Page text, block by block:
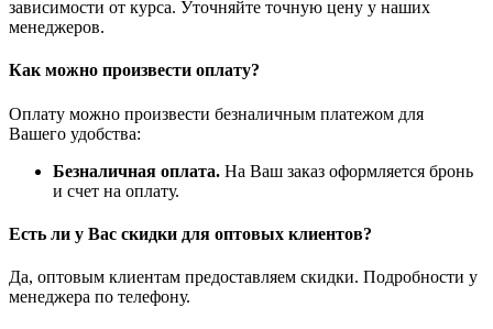
зависимости от курса. Уточняйте точную цену у наших
менеджеров.
Как можно произвести оплату?
Оплату можно произвести безналичным платежом для
Вашего удобства:
Безналичная оплата. На Ваш заказ оформляется бронь
и счет на оплату.
Есть ли у Вас скидки для оптовых клиентов?
Да, оптовым клиентам предоставляем скидки. Подробности у
менеджера по телефону.